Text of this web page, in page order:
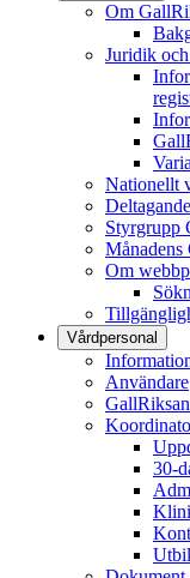
Om
Juridik
Nationellt
Styrgrupp
Om
Vårdpersonal
Användare
30-